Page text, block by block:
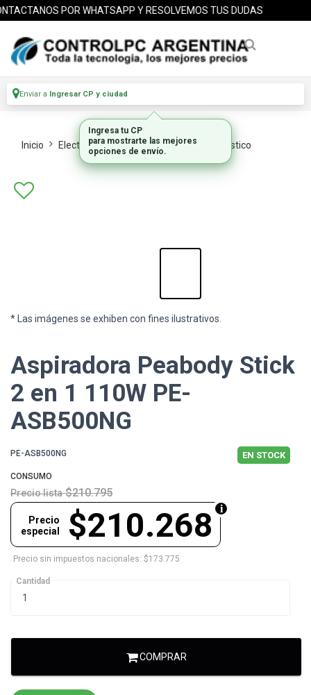
POR WHATSAPP Y RESOLVEMOS TUS DUDAS
Enviar a Ingresar CP y ciudad
Inicio Electrodomesticos Peq Electrodomestico
* Las imágenes se exhiben con fines ilustrativos.
Aspiradora Peabody Stick
2 en 1 110W PE-
ASB500NG
PE-ASB500NG EN STOCK
CONSUMO
Precio lista $210.795
$210.268
Precio
especial
Precio sin impuestos nacionales: $173.775
Cantidad
COMPRAR
Ingresa tu CP
para mostrarte las mejores
opciones de envío.